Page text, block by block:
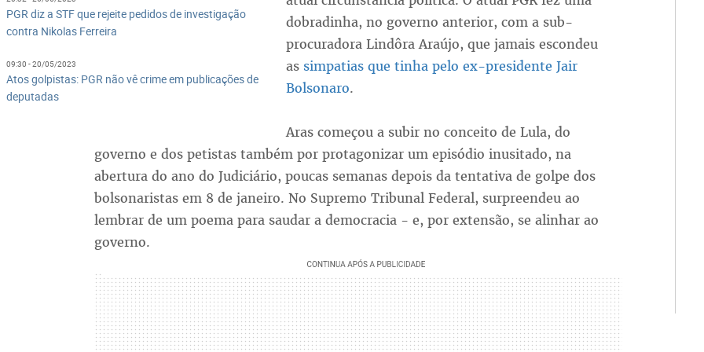
PGR diz a STF que rejeite pedidos de investigação
contra Nikolas Ferreira
09:30 - 20/05/2023
Atos golpistas: PGR não vê crime em publicações de
deputadas
dobradinha, no governo anterior, com a sub-
procuradora Lindôra Araújo, que jamais escondeu
as simpatias que tinha pelo ex-presidente Jair
Bolsonaro.
Aras começou a subir no conceito de Lula, do
governo e dos petistas também por protagonizar um episódio inusitado, na
abertura do ano do Judiciário, poucas semanas depois da tentativa de golpe dos
bolsonaristas em 8 de janeiro. No Supremo Tribunal Federal, surpreendeu ao
lembrar de um poema para saudar a democracia - e, por extensão, se alinhar ao
governo.